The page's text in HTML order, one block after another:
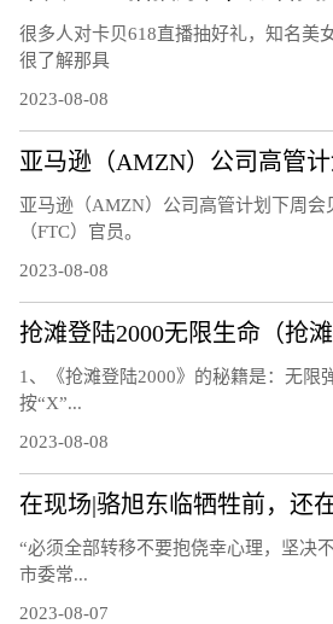
很多人对卡贝618直播抽好礼，知名美
很了解那具
2023-08-08
亚马逊（AMZN）公司高管计划下周会
（FTC）官员。
2023-08-08
抢滩登陆2000无限生命（抢滩
1、《抢滩登陆2000》的秘籍是：无限
按“X”...
2023-08-08
“必须全部转移不要抱侥幸心理，坚决
市委常...
2023-08-07